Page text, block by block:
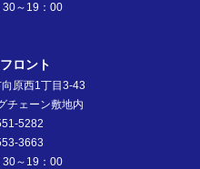
～19：00
ロント
原西1丁目3-43
チェーン敷地内
5282
3663
～19：00